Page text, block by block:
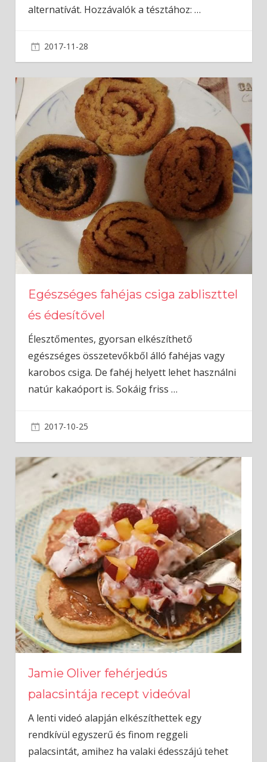
alternatívát. Hozzávalók a tésztához: …
2017-11-28
Egészséges fahéjas csiga zabliszttel
és édesítővel
Élesztőmentes, gyorsan elkészíthető
egészséges összetevőkből álló fahéjas vagy
karobos csiga. De fahéj helyett lehet használni
natúr kakaóport is. Sokáig friss …
2017-10-25
Jamie Oliver fehérjedús
palacsintája recept videóval
A lenti videó alapján elkészíthettek egy
rendkívül egyszerű és finom reggeli
palacsintát, amihez ha valaki édesszájú tehet